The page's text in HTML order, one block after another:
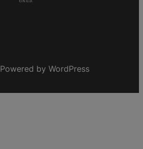
Powered by WordPress